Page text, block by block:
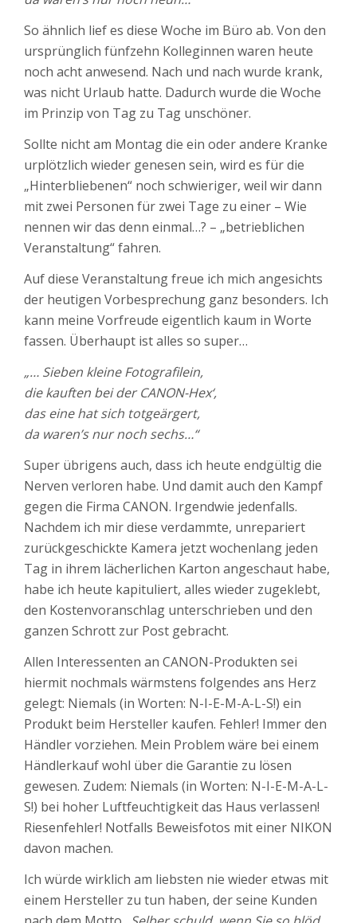
So ähnlich lief es diese Woche im Büro ab. Von den
ursprünglich fünfzehn Kolleginnen waren heute
noch acht anwesend. Nach und nach wurde krank,
was nicht Urlaub hatte. Dadurch wurde die Woche
im Prinzip von Tag zu Tag unschöner.
Sollte nicht am Montag die ein oder andere Kranke
urplötzlich wieder genesen sein, wird es für die
„Hinterbliebenen“ noch schwieriger, weil wir dann
mit zwei Personen für zwei Tage zu einer – Wie
nennen wir das denn einmal…? – „betrieblichen
Veranstaltung“ fahren.
Auf diese Veranstaltung freue ich mich angesichts
der heutigen Vorbesprechung ganz besonders. Ich
kann meine Vorfreude eigentlich kaum in Worte
fassen. Überhaupt ist alles so super…
„… Sieben kleine Fotografilein,
die kauften bei der CANON-Hex‘,
das eine hat sich totgeärgert,
da waren’s nur noch sechs…“
Super übrigens auch, dass ich heute endgültig die
Nerven verloren habe. Und damit auch den Kampf
gegen die Firma CANON. Irgendwie jedenfalls.
Nachdem ich mir diese verdammte, unrepariert
zurückgeschickte Kamera jetzt wochenlang jeden
Tag in ihrem lächerlichen Karton angeschaut habe,
habe ich heute kapituliert, alles wieder zugeklebt,
den Kostenvoranschlag unterschrieben und den
ganzen Schrott zur Post gebracht.
Allen Interessenten an CANON-Produkten sei
hiermit nochmals wärmstens folgendes ans Herz
gelegt: Niemals (in Worten: N-I-E-M-A-L-S!) ein
Produkt beim Hersteller kaufen. Fehler! Immer den
Händler vorziehen. Mein Problem wäre bei einem
Händlerkauf wohl über die Garantie zu lösen
gewesen. Zudem: Niemals (in Worten: N-I-E-M-A-L-
S!) bei hoher Luftfeuchtigkeit das Haus verlassen!
Riesenfehler! Notfalls Beweisfotos mit einer NIKON
davon machen.
Ich würde wirklich am liebsten nie wieder etwas mit
einem Hersteller zu tun haben, der seine Kunden